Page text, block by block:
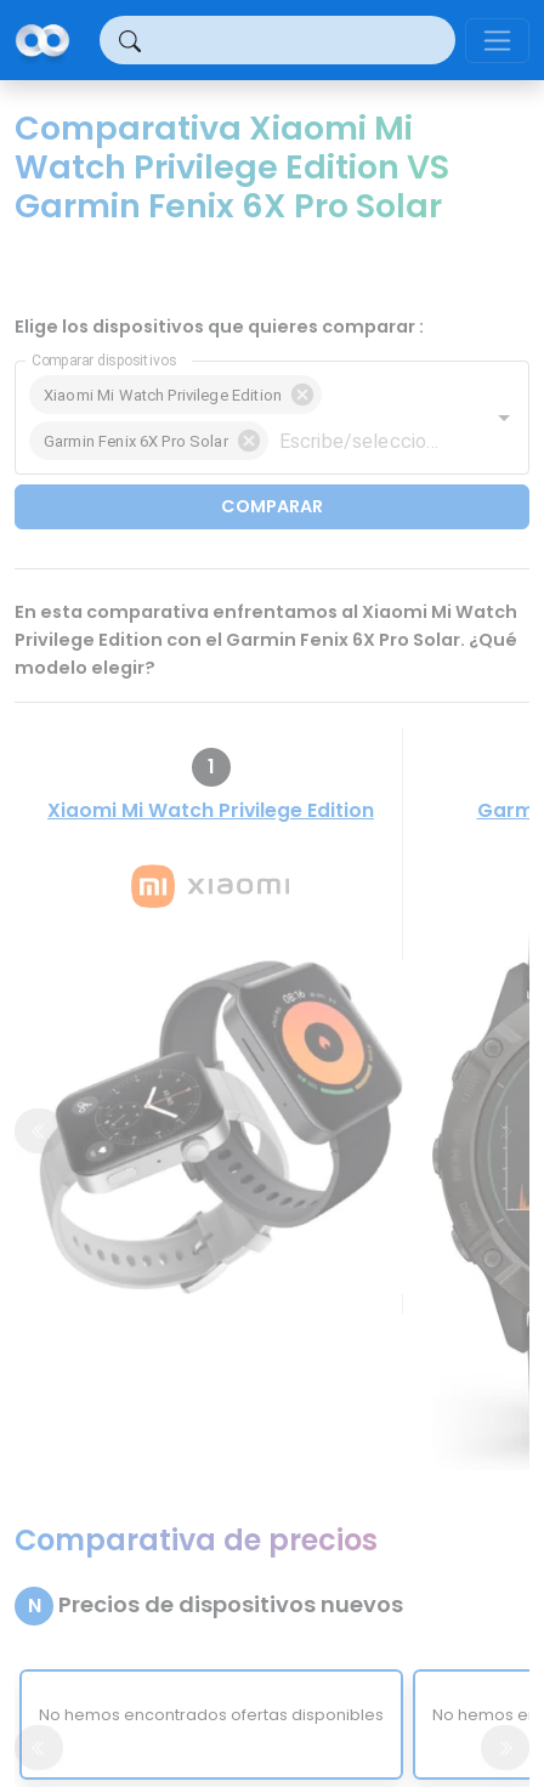
Comparativa Xiaomi Mi
Watch Privilege Edition VS
Garmin Fenix 6X Pro Solar
Elige los dispositivos que quieres comparar :
Comparar dispositivos
Xiaomi Mi Watch Privilege Edition
Garmin Fenix 6X Pro Solar
COMPARAR
En esta comparativa enfrentamos al Xiaomi Mi Watch
Privilege Edition con el Garmin Fenix 6X Pro Solar. ¿Qué
modelo elegir?
1
Xiaomi Mi Watch Privilege Edition
Comparativa de precios
N Precios de dispositivos nuevos
No hemos encontrados ofertas disponibles No hemos
Panel de gestión de cookies